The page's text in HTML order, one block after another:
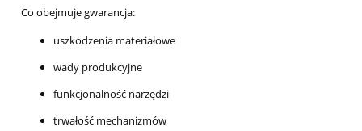
Co obejmuje gwarancja:
uszkodzenia materiałowe
wady produkcyjne
funkcjonalność narzędzi
trwałość mechanizmów